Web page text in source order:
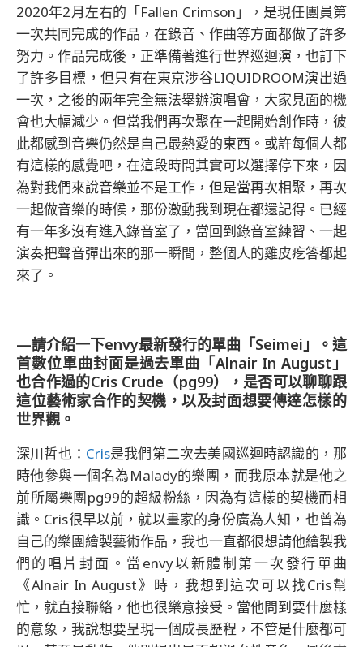
2020年2月左右的「Fallen Crimson」，是現任團員第
一次共同完成的作品，在錄音、作曲等方面都做了許多
努力。作品完成後，正準備著進行世界巡迴演，也訂下
了許多目標，但只有在東京涉谷LIQUIDROOM演出過
一次，之後的兩年完全無法舉辦演唱會，大家見面的機
會也大幅減少。但當我們再次聚在一起開始創作時，彼
此都感到音樂仍然是自己最熱愛的東西。或許每個人都
有這樣的感覺吧，在這段時間其實可以選擇停下來，因
為對我們來說音樂並不是工作，但是當再次相聚，再次
一起做音樂的時候，那份激動我到現在都還記得。已經
有一年多沒有進入錄音室了，當回到錄音室練習、一起
演奏把聲音彈出來的那一瞬間，整個人的雞皮疙答都起
來了。
—請介紹一下envy最新發行的單曲「Seimei」。這
首數位單曲封面是過去單曲「Alnair In August」
也合作過的Cris Crude（pg99），是否可以聊聊跟
這位藝術家合作的契機，以及封面想要傳達怎樣的
世界觀。
深川哲也： Cris是我們第二次去美國巡迴時認識的，那
時他參與一個名為Malady的樂團，而我原本就是他之
前所屬樂團pg99的超級粉絲，因為有這樣的契機而相
識。Cris很早以前，就以畫家的身份廣為人知，也曾為
自己的樂團繪製藝術作品，我也一直都很想請他繪製我
們的唱片封面。當envy以新體制第一次發行單曲
《Alnair In August》時，我想到這次可以找Cris幫
忙，就直接聯絡，他也很樂意接受。當他問到要什麼樣
的意象，我說想要呈現一個成長歷程，不管是什麼都可